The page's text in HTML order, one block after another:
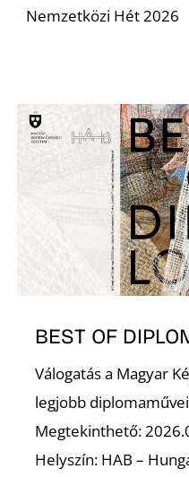
Nemzetközi Hét 2026
BEST OF
Válogatás a Magyar
legjobb
Megtekinthető:
Helyszín: HAB –